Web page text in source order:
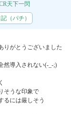
天下一閃
（パチ）
りがとうございました
然導入されない(-_-;)
そうな印象で
るには厳しそう